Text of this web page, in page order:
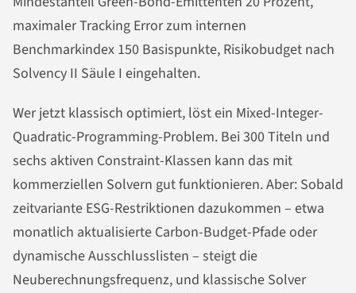
maximaler Tracking Error zum internen
Benchmarkindex 150 Basispunkte, Risikobudget nach
Solvency II Säule I eingehalten.
Wer jetzt klassisch optimiert, löst ein Mixed-Integer-
Quadratic-Programming-Problem. Bei 300 Titeln und
sechs aktiven Constraint-Klassen kann das mit
kommerziellen Solvern gut funktionieren. Aber: Sobald
zeitvariante ESG-Restriktionen dazukommen – etwa
monatlich aktualisierte Carbon-Budget-Pfade oder
dynamische Ausschlusslisten – steigt die
Neuberechnungsfrequenz, und klassische Solver